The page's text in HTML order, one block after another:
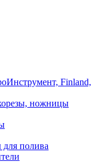
Finland,
ножницы
полива